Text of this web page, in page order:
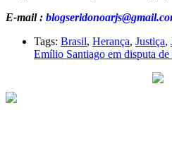
E-mail :
Tags: Brasil, Herança, Justiça,
Emílio Santiago em disputa de